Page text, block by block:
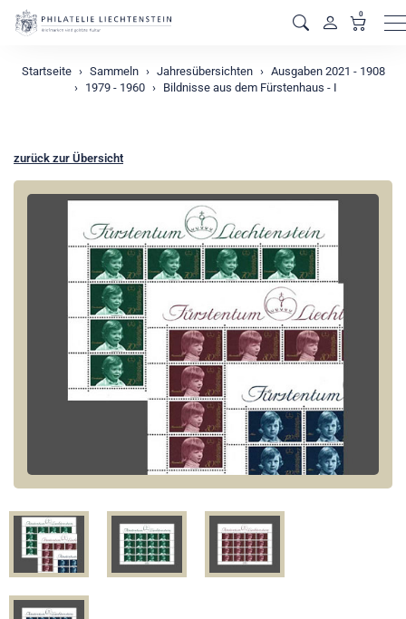
0
Startseite Sammeln Jahresübersichten
Ausgaben 2021 - 1908
1979 - 1960
Bildnisse aus dem Fürstenhaus - I
zurück zur Übersicht